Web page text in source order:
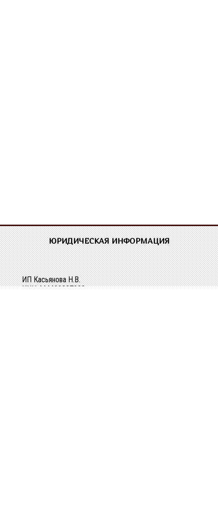
ЮРИДИЧЕСКАЯ ИНФОРМАЦИЯ
ИП Касьянова Н.В.
ИНН 444400337228